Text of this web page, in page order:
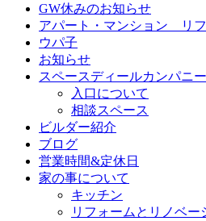
GW休みのお知らせ
アパート・マンション リ
ウパ子
お知らせ
スペースディールカンパニ
入口について
相談スペース
ビルダー紹介
ブログ
営業時間&定休日
家の事について
キッチン
リフォームとリノベー